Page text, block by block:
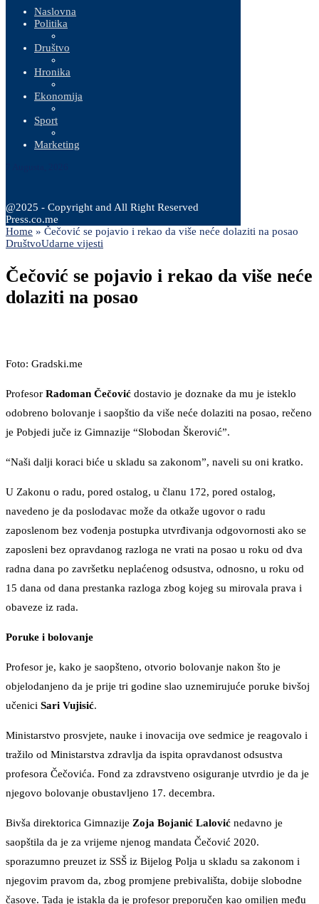
Naslovna
Politika
Društvo
Hronika
Ekonomija
Sport
Marketing
@2025 - Copyright and All Right Reserved
Press.co.me
Home » Čečović se pojavio i rekao da više neće dolaziti na posao
DruštvoUdarne vijesti
Čečović se pojavio i rekao da više neće
dolaziti na posao
Foto: Gradski.me
Profesor Radoman Čečović dostavio je doznake da mu je isteklo
odobreno bolovanje i saopštio da više neće dolaziti na posao, rečeno
je Pobjedi juče iz Gimnazije “Slobodan Škerović”.
“Naši dalji koraci biće u skladu sa zakonom”, naveli su oni kratko.
U Zakonu o radu, pored ostalog, u članu 172, pored ostalog,
navedeno je da poslodavac može da otkaže ugovor o radu
zaposlenom bez vođenja postupka utvrđivanja odgovornosti ako se
zaposleni bez opravdanog razloga ne vrati na posao u roku od dva
radna dana po završetku neplaćenog odsustva, odnosno, u roku od
15 dana od dana prestanka razloga zbog kojeg su mirovala prava i
obaveze iz rada.
Poruke i bolovanje
Profesor je, kako je saopšteno, otvorio bolovanje nakon što je
objelodanjeno da je prije tri godine slao uznemirujuće poruke bivšoj
učenici Sari Vujisić.
Ministarstvo prosvjete, nauke i inovacija ove sedmice je reagovalo i
tražilo od Ministarstva zdravlja da ispita opravdanost odsustva
profesora Čečovića. Fond za zdravstveno osiguranje utvrdio je da je
njegovo bolovanje obustavljeno 17. decembra.
Bivša direktorica Gimnazije Zoja Bojanić Lalović nedavno je
saopštila da je za vrijeme njenog mandata Čečović 2020.
sporazumno preuzet iz SSŠ iz Bijelog Polja u skladu sa zakonom i
njegovim pravom da, zbog promjene prebivališta, dobije slobodne
časove. Tada je istakla da je profesor preporučen kao omiljen među